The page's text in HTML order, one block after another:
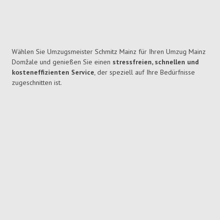
Wählen Sie Umzugsmeister Schmitz Mainz für Ihren Umzug Mainz
Domžale und genießen Sie einen stressfreien, schnellen und
kosteneffizienten Service, der speziell auf Ihre Bedürfnisse
zugeschnitten ist.